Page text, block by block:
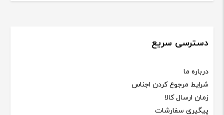
دسترسی سریع
درباره ما
شرایط مرجوع کردن اجناس
زمان ارسال کالا
پیگیری سفارشات